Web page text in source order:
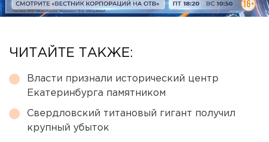
ЧИТАЙТЕ ТАКЖЕ:
Власти признали исторический центр
Екатеринбурга памятником
Свердловский титановый гигант получил
крупный убыток